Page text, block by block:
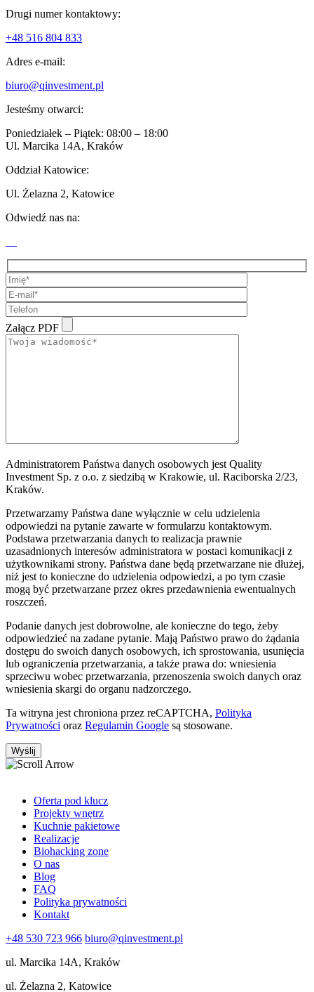
Drugi numer kontaktowy:
+48 516 804 833
Adres e-mail:
biuro@qinvestment.pl
Jesteśmy otwarci:
Poniedziałek – Piątek: 08:00 – 18:00
Ul. Marcika 14A, Kraków
Oddział Katowice:
Ul. Żelazna 2, Katowice
Odwiedź nas na:
Załącz PDF
Administratorem Państwa danych osobowych jest Quality
Investment Sp. z o.o. z siedzibą w Krakowie, ul. Raciborska 2/23,
Kraków.
Przetwarzamy Państwa dane wyłącznie w celu udzielenia
odpowiedzi na pytanie zawarte w formularzu kontaktowym.
Podstawa przetwarzania danych to realizacja prawnie
uzasadnionych interesów administratora w postaci komunikacji z
użytkownikami strony. Państwa dane będą przetwarzane nie dłużej,
niż jest to konieczne do udzielenia odpowiedzi, a po tym czasie
mogą być przetwarzane przez okres przedawnienia ewentualnych
roszczeń.
Podanie danych jest dobrowolne, ale konieczne do tego, żeby
odpowiedzieć na zadane pytanie. Mają Państwo prawo do żądania
dostępu do swoich danych osobowych, ich sprostowania, usunięcia
lub ograniczenia przetwarzania, a także prawa do: wniesienia
sprzeciwu wobec przetwarzania, przenoszenia swoich danych oraz
wniesienia skargi do organu nadzorczego.
Ta witryna jest chroniona przez reCAPTCHA, Polityka
Prywatności oraz Regulamin Google są stosowane.
Oferta pod klucz
Projekty wnętrz
Kuchnie pakietowe
Realizacje
Biohacking zone
O nas
Blog
FAQ
Polityka prywatności
Kontakt
+48 530 723 966 biuro@qinvestment.pl
ul. Marcika 14A, Kraków
ul. Żelazna 2, Katowice